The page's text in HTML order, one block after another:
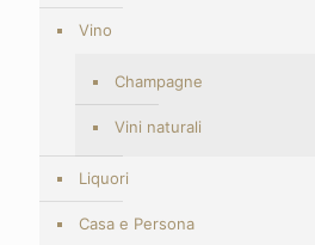
Vino
Champagne
Vini naturali
Liquori
Casa e Persona